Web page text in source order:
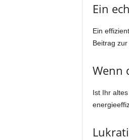
Ein
Ein
Beitrag
Wenn
Ist Ihr